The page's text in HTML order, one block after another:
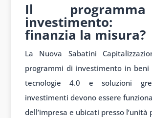
Il
investimento:
finanzia la misura?
La Nuova Sabatini
programmi di investimento in beni
tecnologie 4.0 e soluzioni
investimenti devono essere
dell’impresa e ubicati presso